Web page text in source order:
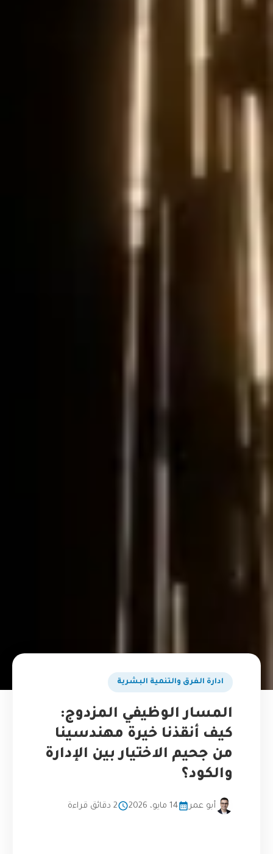
ادارة الفرق والتنمية البشرية
المسار الوظيفي المزدوج:
كيف أنقذنا خيرة مهندسينا
من جحيم الاختيار بين الإدارة
والكود؟
أبو عمر 14 مايو، 2026 2 دقائق قراءة